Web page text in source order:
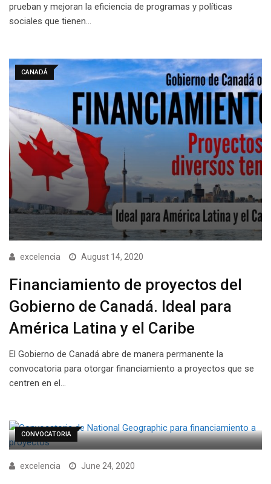
prueban y mejoran la eficiencia de programas y políticas
sociales que tienen…
CANADÁ
excelencia August 14, 2020
Financiamiento de proyectos del
Gobierno de Canadá. Ideal para
América Latina y el Caribe
El Gobierno de Canadá abre de manera permanente la
convocatoria para otorgar financiamiento a proyectos que se
centren en el…
CONVOCATORIA
excelencia June 24, 2020